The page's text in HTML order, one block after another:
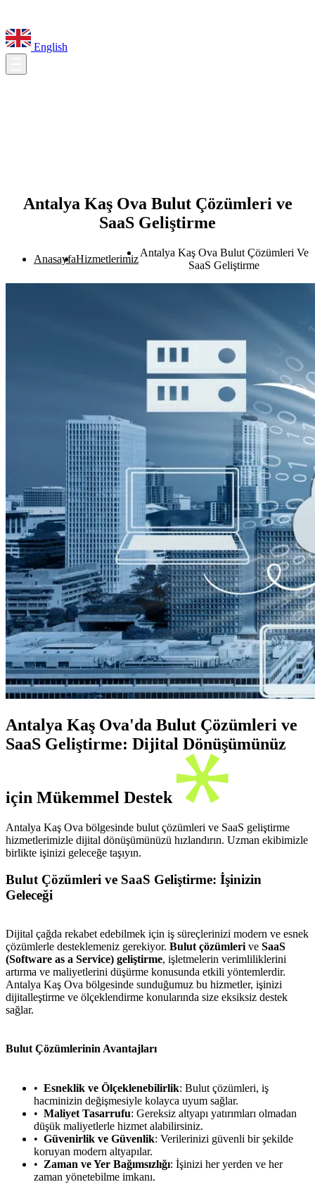
English
Antalya Kaş Ova Bulut Çözümleri ve
SaaS Geliştirme
AnasayfaHizmetlerimiz
Antalya Kaş Ova Bulut Çözümleri Ve
SaaS Geliştirme
Antalya Kaş Ova'da Bulut Çözümleri ve
SaaS Geliştirme: Dijital Dönüşümünüz
için Mükemmel Destek
Antalya Kaş Ova bölgesinde bulut çözümleri ve SaaS geliştirme
hizmetlerimizle dijital dönüşümünüzü hızlandırın. Uzman ekibimizle
birlikte işinizi geleceğe taşıyın.
Bulut Çözümleri ve SaaS Geliştirme: İşinizin
Geleceği
Dijital çağda rekabet edebilmek için iş süreçlerinizi modern ve esnek
çözümlerle desteklemeniz gerekiyor. Bulut çözümleri ve SaaS
(Software as a Service) geliştirme, işletmelerin verimliliklerini
artırma ve maliyetlerini düşürme konusunda etkili yöntemlerdir.
Antalya Kaş Ova bölgesinde sunduğumuz bu hizmetler, işinizi
dijitalleştirme ve ölçeklendirme konularında size eksiksiz destek
sağlar.
Bulut Çözümlerinin Avantajları
Esneklik ve Ölçeklenebilirlik: Bulut çözümleri, iş
hacminizin değişmesiyle kolayca uyum sağlar.
Maliyet Tasarrufu: Gereksiz altyapı yatırımları olmadan
düşük maliyetlerle hizmet alabilirsiniz.
Güvenirlik ve Güvenlik: Verilerinizi güvenli bir şekilde
koruyan modern altyapılar.
Zaman ve Yer Bağımsızlığı: İşinizi her yerden ve her
zaman yönetebilme imkanı.